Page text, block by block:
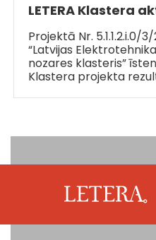
LETERA Klastera
Projektā Nr. 5.1.1.2.i.0/
“Latvijas
nozares klasteris”
Klastera projekta